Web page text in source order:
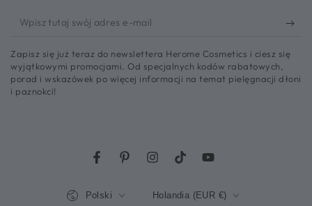
Wpisz
swój
adres
Zapisz się już teraz do newslettera Herome Cosmetics i ciesz się
wyjątkowymi promocjami. Od specjalnych kodów rabatowych,
porad i wskazówek po więcej informacji na temat pielęgnacji dłoni
i paznokci!
FacebookPinterestInstagramTikTokYouTube
Polski Holandia (EUR €)